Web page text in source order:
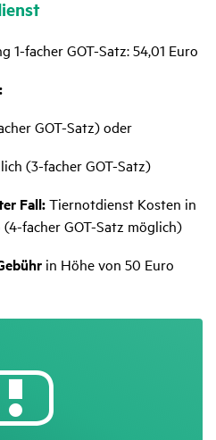
1-facher GOT-Satz: 54,01 Euro
GOT-Satz) oder
(3-facher GOT-Satz)
Fall:Tiernotdienst Kosten in
facher GOT-Satz möglich)
in Höhe von 50 Euro